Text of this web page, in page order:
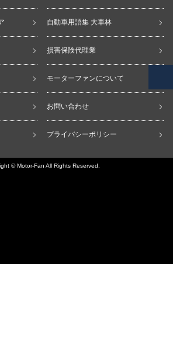
自動車用語集 大車林
損害保険代理業
モーターファンについて
お問い合わせ
プライバシーポリシー
© Motor-Fan All Rights Reserved.